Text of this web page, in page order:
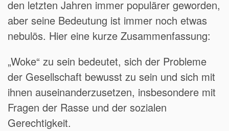
den letzten Jahren immer populärer geworden,
aber seine Bedeutung ist immer noch etwas
nebulös. Hier eine kurze Zusammenfassung:
„Woke“ zu sein bedeutet, sich der Probleme
der Gesellschaft bewusst zu sein und sich mit
ihnen auseinanderzusetzen, insbesondere mit
Fragen der Rasse und der sozialen
Gerechtigkeit.